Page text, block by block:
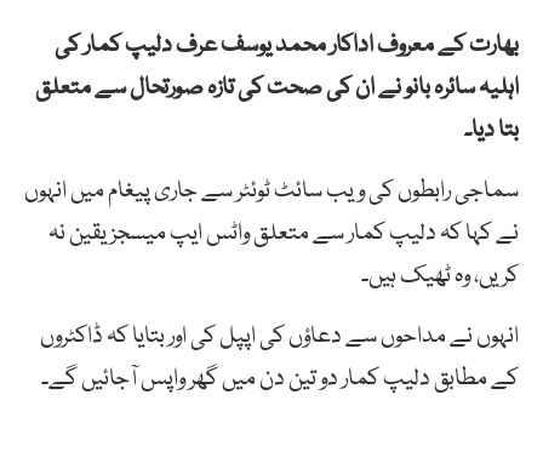
بھارت کے معروف اداکار محمد یوسف عرف دلیپ کمار کی
اہلیہ سائرہ بانو نے ان کی صحت کی تازہ صورتحال سے متعلق
بتا دیا۔
سماجی رابطوں کی ویب سائٹ ٹوئٹر سے جاری پیغام میں انہوں
نے کہا کہ دلیپ کمار سے متعلق واٹس ایپ میسجز یقین نہ
کریں، وہ ٹھیک ہیں۔
انہوں نے مداحوں سے دعاؤں کی اپپل کی اور بتایا کہ ڈاکٹروں
کے مطابق دلیپ کمار دو تین دن میں گھر واپس آجائیں گے۔